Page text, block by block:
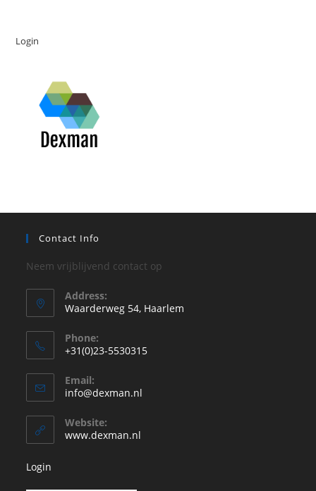
Login
Contact Info
Neem vrijblijvend contact op
Address:
Waarderweg 54, Haarlem
Phone:
+31(0)23-5530315
in
je
toepassing
Email:
info@dexman.nl
Website:
www.dexman.nl
Login